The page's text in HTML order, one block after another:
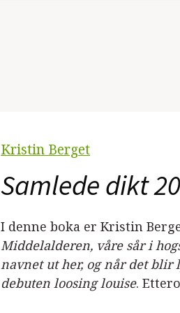
Kristin Berget
Samlede dikt
I denne boka er Kristin
Middelalderen, våre sår i
navnet ut her, og når det blir
debuten loosing louise.